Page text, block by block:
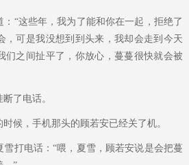
“这些年，我为了能和你在一起，拒绝了
，可是我没想到到头来，我却会走到今天
们之间扯平了，你放心，蔓蔓很快就会被
了电话。
候，手机那头的顾若安已经关了机。
打电话：“喂，夏雪，顾若安说是会把蔓